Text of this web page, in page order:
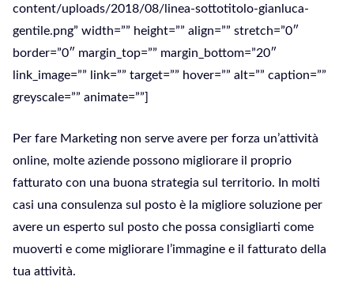
content/uploads/2018/08/linea-sottotitolo-gianluca-
gentile.png” width=”” height=”” align=”” stretch=”0″
border=”0″ margin_top=”” margin_bottom=”20″
link_image=”” link=”” target=”” hover=”” alt=”” caption=””
greyscale=”” animate=””]
Per fare Marketing non serve avere per forza un’attività
online, molte aziende possono migliorare il proprio
fatturato con una buona strategia sul territorio. In molti
casi una consulenza sul posto è la migliore soluzione per
avere un esperto sul posto che possa consigliarti come
muoverti e come migliorare l’immagine e il fatturato della
tua attività.